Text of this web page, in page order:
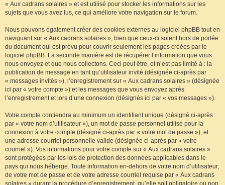
« Aux cadrans solaires » et est utilisé pour stocker les informations sur les
sujets que vous avez lus, ce qui améliore votre navigation sur le forum.
Nous pouvons également créer des cookies externes au logiciel phpBB tout en
naviguant sur « Aux cadrans solaires », bien que ceux-ci soient hors de portée
du document qui est prévu pour couvrir seulement les pages créées par le
logiciel phpBB. La seconde manière est de récupérer l’information que vous
nous envoyez et que nous collectons. Ceci peut être, et n’est pas limité à : la
publication de message en tant qu’utilisateur invité (désignée ci-après par
« messages invités »), l’enregistrement sur « Aux cadrans solaires » (désignée
ici par « votre compte ») et les messages que vous envoyez après
l’enregistrement et lors d’une connexion (désignés ici par « vos messages »).
Votre compte contiendra au minimum un identifiant unique (désigné ci-après
par « votre nom d’utilisateur »), un mot de passe personnel utilisé pour la
connexion à votre compte (désigné ci-après par « votre mot de passe »), et
une adresse courriel personnelle valide (désignée ci-après par « votre
courriel »). Vos informations pour votre compte sur « Aux cadrans solaires »
sont protégées par les lois de protection des données applicables dans le
pays qui nous héberge. Toute information en-dehors de votre nom d’utilisateur,
de votre mot de passe et de votre adresse courriel requise par « Aux cadrans